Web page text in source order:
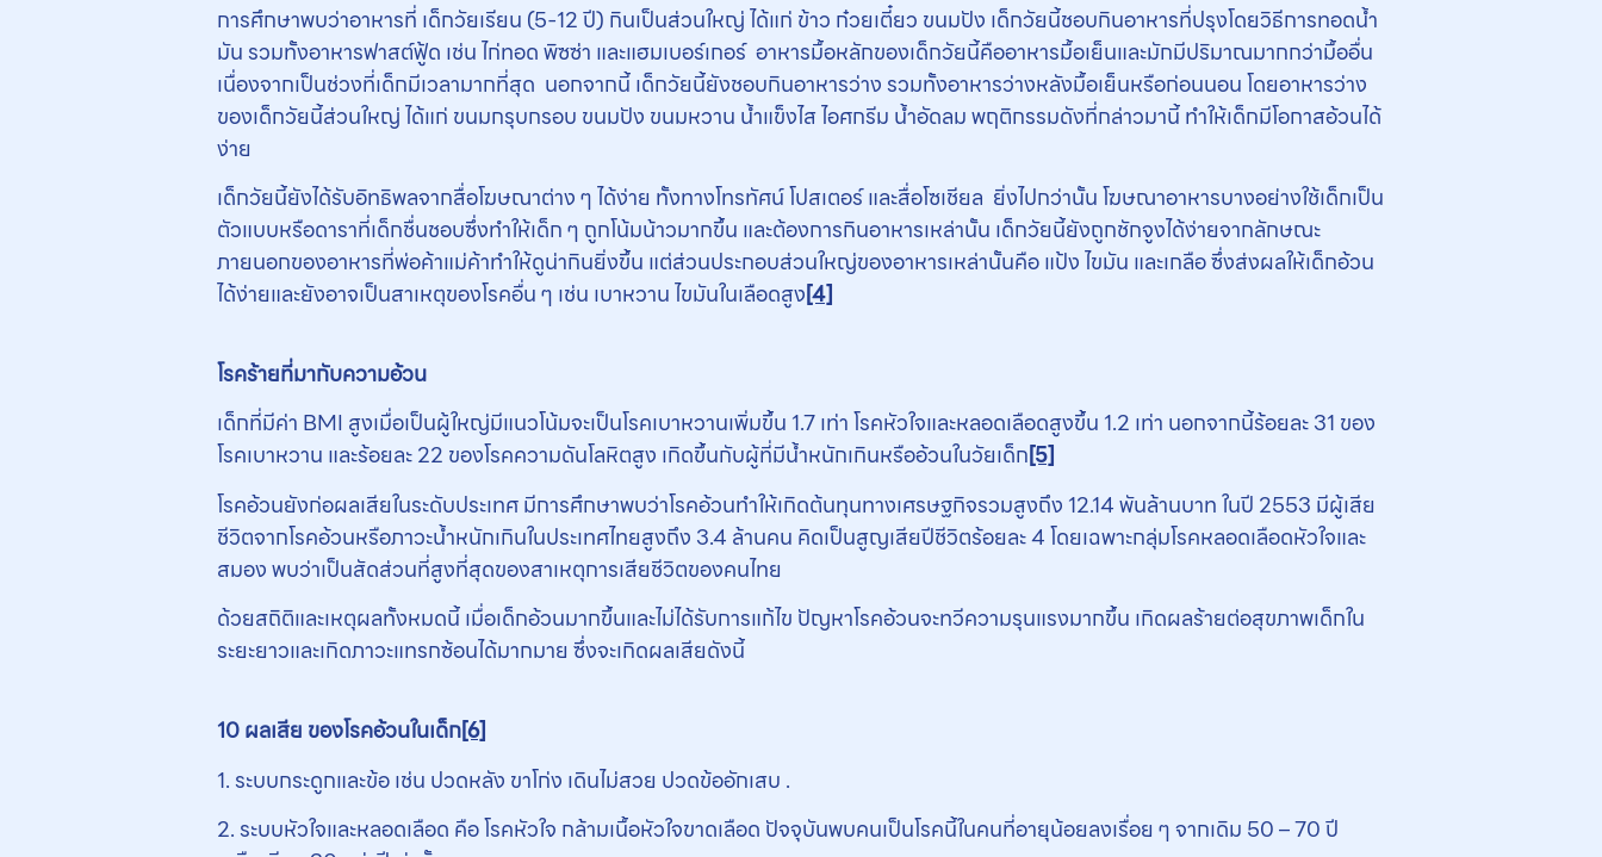
การศึกษาพบว่าอาหารที่ เด็กวัยเรียน (5-12 ปี) กินเป็นส่วนใหญ่ ได้แก่ ข้าว ก๋วยเตี๋ยว ขนมปัง เด็กวัยนี้ชอบกินอาหารที่ปรุงโดยวิธีการทอดน้ำ
มัน รวมทั้งอาหารฟาสต์ฟู้ด เช่น ไก่ทอด พิซซ่า และแฮมเบอร์เกอร์ อาหารมื้อหลักของเด็กวัยนี้คืออาหารมื้อเย็นและมักมีปริมาณมากกว่ามื้ออื่น
เนื่องจากเป็นช่วงที่เด็กมีเวลามากที่สุด นอกจากนี้ เด็กวัยนี้ยังชอบกินอาหารว่าง รวมทั้งอาหารว่างหลังมื้อเย็นหรือก่อนนอน โดยอาหารว่าง
ของเด็กวัยนี้ส่วนใหญ่ ได้แก่ ขนมกรุบกรอบ ขนมปัง ขนมหวาน น้ำแข็งไส ไอศกรีม น้ำอัดลม พฤติกรรมดังที่กล่าวมานี้ ทำให้เด็กมีโอกาสอ้วนได้
ง่าย
เด็กวัยนี้ยังได้รับอิทธิพลจากสื่อโฆษณาต่าง ๆ ได้ง่าย ทั้งทางโทรทัศน์ โปสเตอร์ และสื่อโซเชียล ยิ่งไปกว่านั้น โฆษณาอาหารบางอย่างใช้เด็กเป็น
ตัวแบบหรือดาราที่เด็กชื่นชอบซึ่งทำให้เด็ก ๆ ถูกโน้มน้าวมากขึ้น และต้องการกินอาหารเหล่านั้น เด็กวัยนี้ยังถูกชักจูงได้ง่ายจากลักษณะ
ภายนอกของอาหารที่พ่อค้าแม่ค้าทำให้ดูน่ากินยิ่งขึ้น แต่ส่วนประกอบส่วนใหญ่ของอาหารเหล่านั้นคือ แป้ง ไขมัน และเกลือ ซึ่งส่งผลให้เด็กอ้วน
ได้ง่ายและยังอาจเป็นสาเหตุของโรคอื่น ๆ เช่น เบาหวาน ไขมันในเลือดสูง[4]
โรคร้ายที่มากับความอ้วน
เด็กที่มีค่า BMI สูงเมื่อเป็นผู้ใหญ่มีแนวโน้มจะเป็นโรคเบาหวานเพิ่มขึ้น 1.7 เท่า โรคหัวใจและหลอดเลือดสูงขึ้น 1.2 เท่า นอกจากนี้ร้อยละ 31 ของ
โรคเบาหวาน และร้อยละ 22 ของโรคความดันโลหิตสูง เกิดขึ้นกับผู้ที่มีน้ำหนักเกินหรืออ้วนในวัยเด็ก[5]
โรคอ้วนยังก่อผลเสียในระดับประเทศ มีการศึกษาพบว่าโรคอ้วนทำให้เกิดต้นทุนทางเศรษฐกิจรวมสูงถึง 12.14 พันล้านบาท ในปี 2553 มีผู้เสีย
ชีวิตจากโรคอ้วนหรือภาวะน้ำหนักเกินในประเทศไทยสูงถึง 3.4 ล้านคน คิดเป็นสูญเสียปีชีวิตร้อยละ 4 โดยเฉพาะกลุ่มโรคหลอดเลือดหัวใจและ
สมอง พบว่าเป็นสัดส่วนที่สูงที่สุดของสาเหตุการเสียชีวิตของคนไทย
ด้วยสถิติและเหตุผลทั้งหมดนี้ เมื่อเด็กอ้วนมากขึ้นและไม่ได้รับการแก้ไข ปัญหาโรคอ้วนจะทวีความรุนแรงมากขึ้น เกิดผลร้ายต่อสุขภาพเด็กใน
ระยะยาวและเกิดภาวะแทรกซ้อนได้มากมาย ซึ่งจะเกิดผลเสียดังนี้
10 ผลเสีย ของโรคอ้วนในเด็ก[6]
1. ระบบกระดูกและข้อ เช่น ปวดหลัง ขาโก่ง เดินไม่สวย ปวดข้ออักเสบ .
2. ระบบหัวใจและหลอดเลือด คือ โรคหัวใจ กล้ามเนื้อหัวใจขาดเลือด ปัจจุบันพบคนเป็นโรคนี้ในคนที่อายุน้อยลงเรื่อย ๆ จากเดิม 50 – 70 ปี